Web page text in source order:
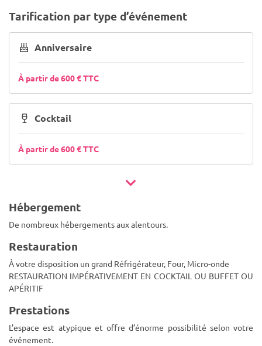
Tarification par type d’événement
Anniversaire
À partir de 600 € TTC
Cocktail
À partir de 600 € TTC
Hébergement
De nombreux hébergements aux alentours.
Restauration
À votre disposition un grand Réfrigérateur, Four, Micro-onde
RESTAURATION IMPÉRATIVEMENT EN COCKTAIL OU BUFFET OU
APÉRITIF
Prestations
L’espace est atypique et offre d’énorme possibilité selon votre
événement.